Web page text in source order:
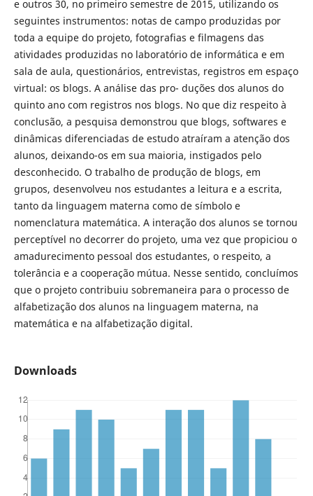
e outros 30, no primeiro semestre de 2015, utilizando os
seguintes instrumentos: notas de campo produzidas por
toda a equipe do projeto, fotografias e filmagens das
atividades produzidas no laboratório de informática e em
sala de aula, questionários, entrevistas, registros em espaço
virtual: os blogs. A análise das pro- duções dos alunos do
quinto ano com registros nos blogs. No que diz respeito à
conclusão, a pesquisa demonstrou que blogs, softwares e
dinâmicas diferenciadas de estudo atraíram a atenção dos
alunos, deixando-os em sua maioria, instigados pelo
desconhecido. O trabalho de produção de blogs, em
grupos, desenvolveu nos estudantes a leitura e a escrita,
tanto da linguagem materna como de símbolo e
nomenclatura matemática. A interação dos alunos se tornou
perceptível no decorrer do projeto, uma vez que propiciou o
amadurecimento pessoal dos estudantes, o respeito, a
tolerância e a cooperação mútua. Nesse sentido, concluímos
que o projeto contribuiu sobremaneira para o processo de
alfabetização dos alunos na linguagem materna, na
matemática e na alfabetização digital.
Downloads